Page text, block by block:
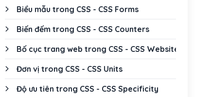
Biểu mẫu trong CSS - CSS Forms
Biến đếm trong CSS - CSS Counters
Bố cục trang web trong CSS - CSS Website Layout
Đơn vị trong CSS - CSS Units
Độ ưu tiên trong CSS - CSS Specificity